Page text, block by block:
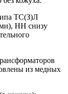
ТС(З)Л
НН снизу
из медных